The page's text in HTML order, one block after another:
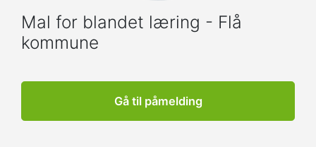
Mal for blandet læring - Flå
kommune
Gå til påmelding